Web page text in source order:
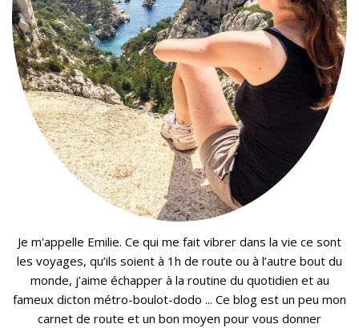
Je m'appelle Emilie. Ce qui me fait vibrer dans la vie ce sont
les voyages, qu’ils soient à 1h de route ou à l’autre bout du
monde, j’aime échapper à la routine du quotidien et au
fameux dicton métro-boulot-dodo ... Ce blog est un peu mon
carnet de route et un bon moyen pour vous donner